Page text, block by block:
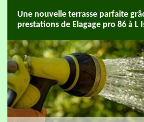
Une nouvelle terrasse parfaite
prestations de Elagage pro 86 à L